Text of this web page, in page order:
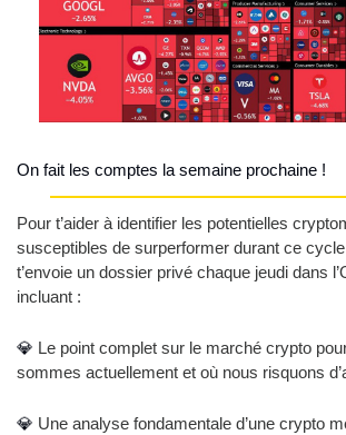
On fait les comptes la semaine prochaine !
Pour t’aider à identifier les potentielles
susceptibles de surperformer durant ce
t’envoie un dossier privé chaque jeudi dans
incluant :
💎 Le point complet sur le marché crypto
sommes actuellement et où nous risquons
💎 Une analyse fondamentale d’une crypto